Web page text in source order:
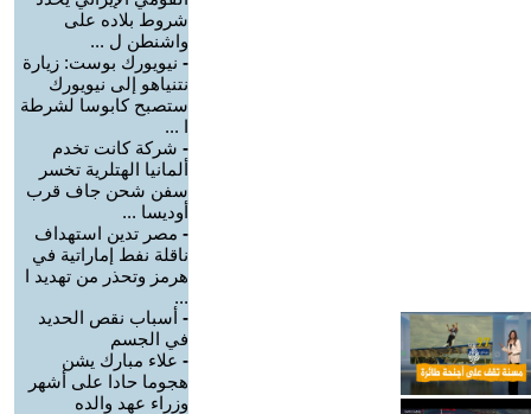
شروط بلاده على
واشنطن ل ...
- نيويورك بوست: زيارة
نتنياهو إلى نيويورك
ستصبح كابوسا لشرطة
ا ...
- شركة كانت تخدم
ألمانيا الهتلرية تخسر
سفن شحن جاف قرب
أوديسا ...
- مصر تدين استهداف
ناقلة نفط إماراتية في
هرمز وتحذر من تهديد ا
...
- أسباب نقص الحديد
في الجسم
- علاء مبارك يشن
هجوما حادا على أشهر
وزراء عهد والده